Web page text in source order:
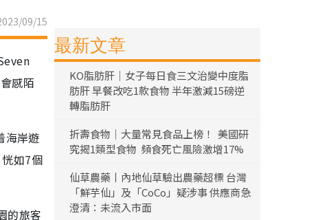
09/15
感陌
海岸遊
如7個
的旅客
最新文章
KO脂肪肝｜女子每日食三文治變中度脂
肪肝 早餐改吃1款食物 半年激減15磅逆
轉脂肪肝
折壽食物｜大量常見食品上榜！ 美國研
究揭1類型食物 頻食死亡風險激增17%
仙草農藥丨內地仙草驗出農藥超標 台灣
「鮮芋仙」及「CoCo」疑涉事 供應商急
澄清：未流入市面